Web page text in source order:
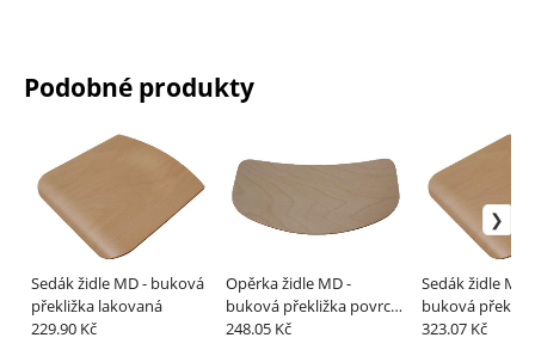
Podobné produkty
Sedák židle MD - buková
překližka lakovaná
229.90 Kč
Opěrka židle MD -
buková překližka povrch
CPL+
248.05 Kč
Sedák židle
buková
lakovaná
323.07 Kč